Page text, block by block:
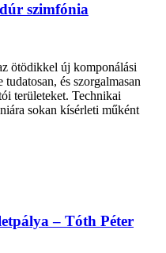
szimfónia
ötödikkel új komponálási
és szorgalmasan
területeket. Technikai
sokan kísérleti műként
– Tóth Péter